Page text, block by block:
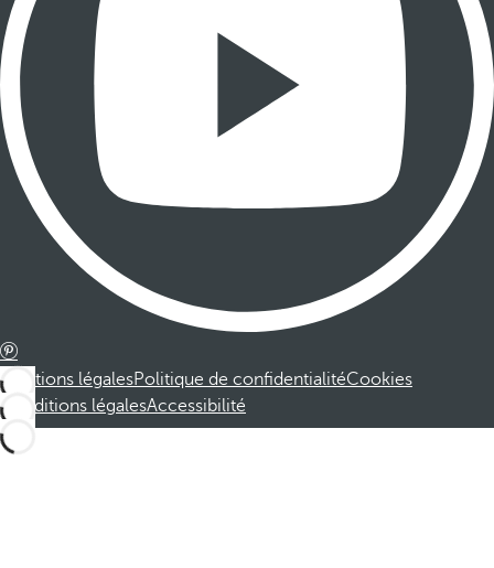
Mentions légalesPolitique de confidentialitéCookies
Conditions légalesAccessibilité